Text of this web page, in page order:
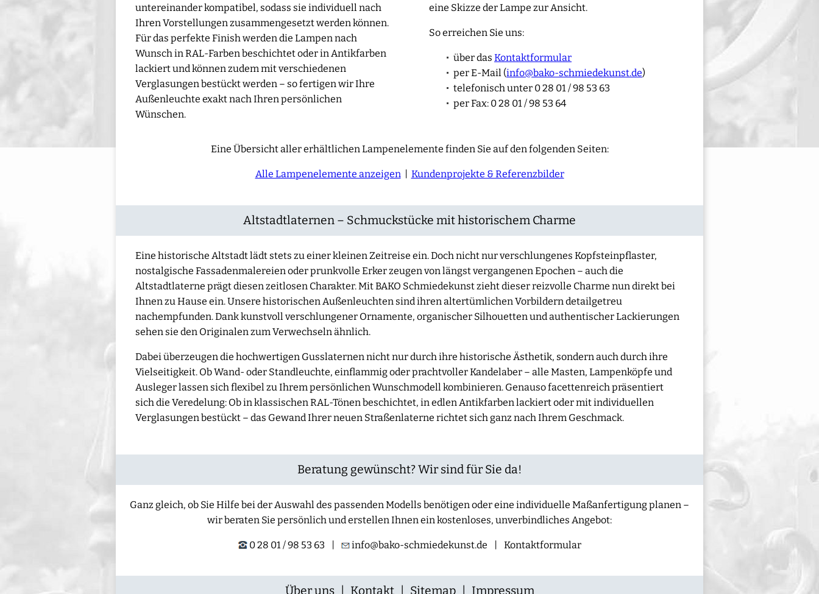
untereinander kompatibel, sodass sie individuell nach
Ihren Vorstellungen zusammengesetzt werden können.
Für das perfekte Finish werden die Lampen nach
Wunsch in RAL-Farben beschichtet oder in Antikfarben
lackiert und können zudem mit verschiedenen
Verglasungen bestückt werden – so fertigen wir Ihre
Außenleuchte exakt nach Ihren persönlichen
Wünschen.
eine Skizze der Lampe zur Ansicht.
So erreichen Sie uns:
über das Kontaktformular
per E-Mail (info@bako-schmiedekunst.de)
telefonisch unter 0 28 01 / 98 53 63
per Fax: 0 28 01 / 98 53 64
Eine Übersicht aller erhältlichen Lampenelemente finden Sie auf den folgenden Seiten:
Alle Lampenelemente anzeigen| Kundenprojekte & Referenzbilder
Altstadtlaternen – Schmuckstücke mit historischem Charme
Eine historische Altstadt lädt stets zu einer kleinen Zeitreise ein. Doch nicht nur verschlungenes Kopfsteinpflaster,
nostalgische Fassadenmalereien oder prunkvolle Erker zeugen von längst vergangenen Epochen – auch die
Altstadtlaterne prägt diesen zeitlosen Charakter. Mit BAKO Schmiedekunst zieht dieser reizvolle Charme nun direkt bei
Ihnen zu Hause ein. Unsere historischen Außenleuchten sind ihren altertümlichen Vorbildern detailgetreu
nachempfunden. Dank kunstvoll verschlungener Ornamente, organischer Silhouetten und authentischer Lackierungen
sehen sie den Originalen zum Verwechseln ähnlich.
Dabei überzeugen die hochwertigen Gusslaternen nicht nur durch ihre historische Ästhetik, sondern auch durch ihre
Vielseitigkeit. Ob Wand- oder Standleuchte, einflammig oder prachtvoller Kandelaber – alle Masten, Lampenköpfe und
Ausleger lassen sich flexibel zu Ihrem persönlichen Wunschmodell kombinieren. Genauso facettenreich präsentiert
sich die Veredelung: Ob in klassischen RAL-Tönen beschichtet, in edlen Antikfarben lackiert oder mit individuellen
Verglasungen bestückt – das Gewand Ihrer neuen Straßenlaterne richtet sich ganz nach Ihrem Geschmack.
Beratung gewünscht? Wir sind für Sie da!
Ganz gleich, ob Sie Hilfe bei der Auswahl des passenden Modells benötigen oder eine individuelle Maßanfertigung planen –
wir beraten Sie persönlich und erstellen Ihnen ein kostenloses, unverbindliches Angebot:
0 28 01 / 98 53 63 | info@bako-schmiedekunst.de | Kontaktformular
Über uns| Kontakt| Sitemap| Impressum